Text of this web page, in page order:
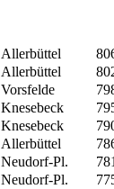
Allerbüttel
Allerbüttel
Vorsfelde
Knesebeck
Knesebeck
Allerbüttel
Neudorf-Pl. 781
Neudorf-Pl.